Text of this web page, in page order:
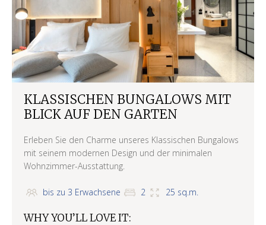
KLASSISCHEN BUNGALOWS MIT
BLICK AUF DEN GARTEN
Erleben Sie den Charme unseres Klassischen Bungalows
mit seinem modernen Design und der minimalen
Wohnzimmer-Ausstattung.
bis zu 3 Erwachsene 2 25 sq.m.
WHY YOU’LL LOVE IT: